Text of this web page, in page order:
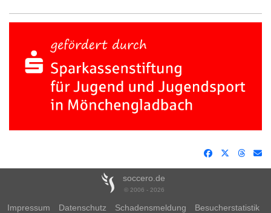
soccero.de
© 2006 - 2026
Impressum Datenschutz Schadensmeldung Besucherstatistik